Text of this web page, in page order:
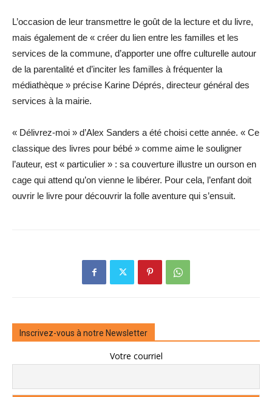
L’occasion de leur transmettre le goût de la lecture et du livre,
mais également de « créer du lien entre les familles et les
services de la commune, d’apporter une offre culturelle autour
de la parentalité et d’inciter les familles à fréquenter la
médiathèque » précise Karine Déprés, directeur général des
services à la mairie.
« Délivrez-moi » d’Alex Sanders a été choisi cette année. « Ce
classique des livres pour bébé » comme aime le souligner
l’auteur, est « particulier » : sa couverture illustre un ourson en
cage qui attend qu’on vienne le libérer. Pour cela, l’enfant doit
ouvrir le livre pour découvrir la folle aventure qui s’ensuit.
Inscrivez-vous à notre Newsletter
Votre courriel